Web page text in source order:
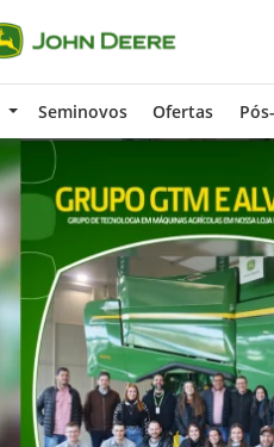
Seminovos Ofertas